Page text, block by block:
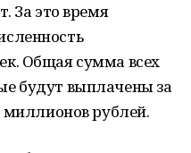
За это время
Общая сумма всех
будут выплачены за
миллионов рублей.